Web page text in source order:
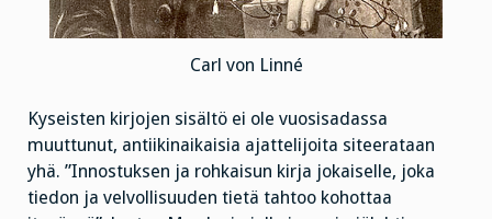
Carl von Linné
Kyseisten kirjojen sisältö ei ole vuosisadassa
muuttunut, antiikinaikaisia ajattelijoita siteerataan
yhä. ”Innostuksen ja rohkaisun kirja jokaiselle, joka
tiedon ja velvollisuuden tietä tahtoo kohottaa